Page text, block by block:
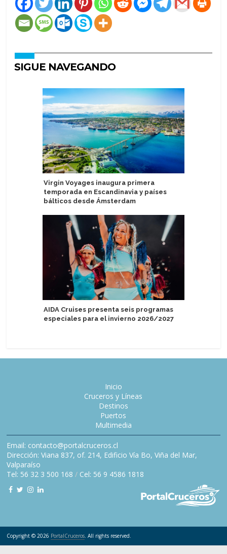
SIGUE NAVEGANDO
Virgin Voyages inaugura primera
temporada en Escandinavia y países
bálticos desde Ámsterdam
AIDA Cruises presenta seis programas
especiales para el invierno 2026/2027
Inicio
Cruceros y Líneas
Destinos
Puertos
Multimedia
Email: contacto@portalcruceros.cl
Dirección: Viana 837, of. 214, Edificio Vía Bo, Viña del Mar,
Valparaíso
Tel: 56 32 3 500 168 / Cel: 56 9 4586 1818
Copyright © 2026 PortalCruceros. All rights reserved.